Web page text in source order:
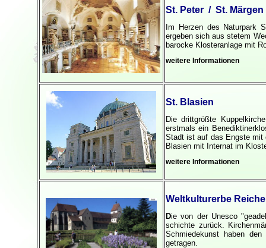
St. Peter / St. Märgen
Im Herzen des Naturpark
ergeben sich aus stetem
barocke Klosteranlage mit
weitere Informationen
St. Blasien
Die drittgrößte
erstmals ein
Stadt ist auf das Engste mit
Blasien mit Internat im
weitere Informationen
Weltkulturerbe
Die von der Unesco
schichte zurück.
Schmiedekunst haben
getragen.